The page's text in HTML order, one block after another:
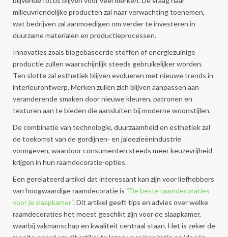
milieuvriendelijke producten zal naar verwachting toenemen,
wat bedrijven zal aanmoedigen om verder te investeren in
duurzame materialen en productieprocessen.
Innovaties zoals biogebaseerde stoffen of energiezuinige
productie zullen waarschijnlijk steeds gebruikelijker worden.
Ten slotte zal esthetiek blijven evolueren met nieuwe trends in
interieurontwerp. Merken zullen zich blijven aanpassen aan
veranderende smaken door nieuwe kleuren, patronen en
texturen aan te bieden die aansluiten bij moderne woonstijlen.
De combinatie van technologie, duurzaamheid en esthetiek zal
de toekomst van de gordijnen- en jaloezieënindustrie
vormgeven, waardoor consumenten steeds meer keuzevrijheid
krijgen in hun raamdecoratie-opties.
Een gerelateerd artikel dat interessant kan zijn voor liefhebbers
van hoogwaardige raamdecoratie is “De beste raamdecoraties
voor je slaapkamer“. Dit artikel geeft tips en advies over welke
raamdecoraties het meest geschikt zijn voor de slaapkamer,
waarbij vakmanschap en kwaliteit centraal staan. Het is zeker de